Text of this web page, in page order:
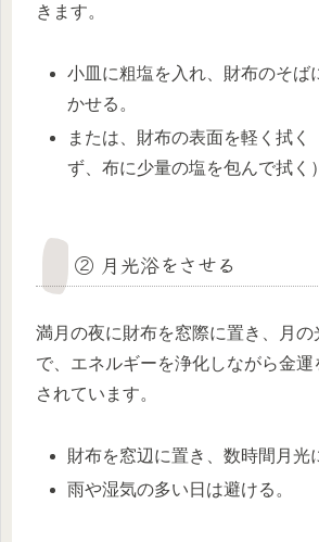
きます。
小皿に粗塩を入れ、財布のそば
かせる。
または、財布の表面を軽く拭く
ず、布に少量の塩を包んで拭く
② 月光浴をさせる
満月の夜に財布を窓際に置き、月の
で、エネルギーを浄化しながら金運
されています。
財布を窓辺に置き、数時間月光
雨や湿気の多い日は避ける。